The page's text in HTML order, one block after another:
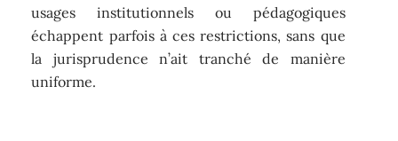
usages institutionnels ou pédagogiques
échappent parfois à ces restrictions, sans que
la jurisprudence n’ait tranché de manière
uniforme.